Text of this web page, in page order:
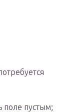
поле пустым;